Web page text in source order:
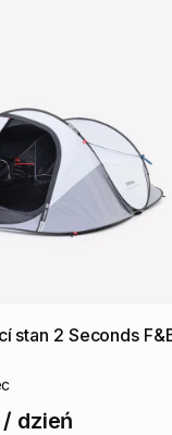
stan 2 Seconds
/ dzień